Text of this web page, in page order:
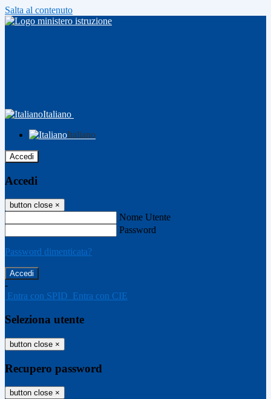
Salta al contenuto
Italiano
Italiano
Accedi
Accedi
button close ×
Nome Utente
Password
Password dimenticata?
-
Entra con SPID Entra con CIE
Seleziona utente
button close ×
Recupero password
button close ×